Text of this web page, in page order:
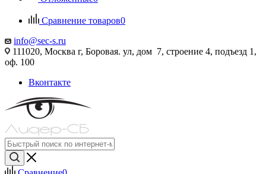
Сравнение товаров0
info@sec-s.ru
111020, Москва г, Боровая. ул, дом 7, строение 4, подъезд 1,
оф. 100
Вконтакте